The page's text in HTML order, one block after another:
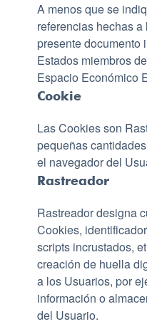
A menos que se
referencias hechas
presente documento
Estados miembros
Espacio Económico
Cookie
Las Cookies son
pequeñas
el navegador del
Rastreador
Rastreador designa
Cookies,
scripts incrustados,
creación de huella
a los Usuarios, por
información o
del Usuario.